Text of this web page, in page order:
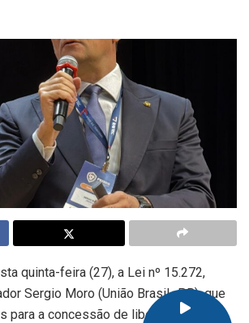
quinta-feira (27), a Lei nº 15.272,
Sergio Moro (União Brasil -PR), que
para a concessão de liberdade de